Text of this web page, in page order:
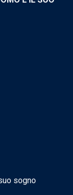
sogno